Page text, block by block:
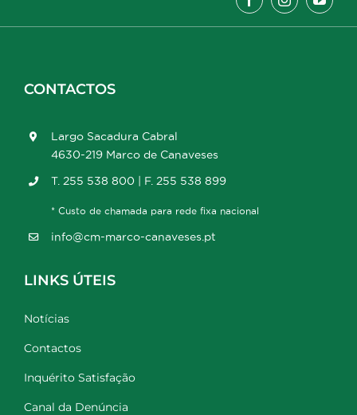
CONTACTOS
Largo Sacadura Cabral
4630-219 Marco de Canaveses
T. 255 538 800 | F. 255 538 899
* Custo de chamada para rede fixa nacional
info@cm-marco-canaveses.pt
LINKS ÚTEIS
Notícias
Contactos
Inquérito Satisfação
Canal da Denúncia